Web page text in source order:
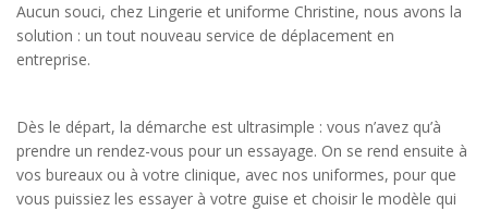
Aucun souci, chez Lingerie et uniforme Christine, nous avons la
solution : un tout nouveau service de déplacement en
entreprise.
Dès le départ, la démarche est ultrasimple : vous n’avez qu’à
prendre un rendez-vous pour un essayage. On se rend ensuite à
vos bureaux ou à votre clinique, avec nos uniformes, pour que
vous puissiez les essayer à votre guise et choisir le modèle qui